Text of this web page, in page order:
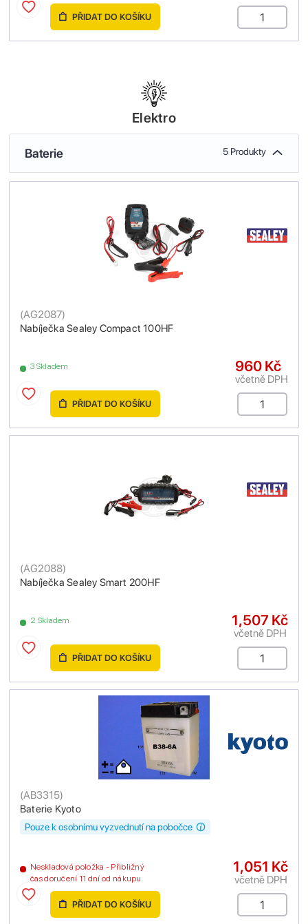
PŘIDAT DO KOŠÍKU
Elektro
Baterie 5 Produkty
Nabíječka Sealey Compact 100HF
(AG2087)
3 Skladem 960 Kč
včetně DPH
PŘIDAT DO KOŠÍKU
Nabíječka Sealey Smart 200HF
(AG2088)
2 Skladem 1,507 Kč
včetně DPH
PŘIDAT DO KOŠÍKU
Baterie Kyoto
(AB3315)
Neskladová položka - Přibližný
čas doručení 11 dní od nákupu
Pouze k osobnímu vyzvednutí na pobočce
1,051 Kč
včetně DPH
PŘIDAT DO KOŠÍKU